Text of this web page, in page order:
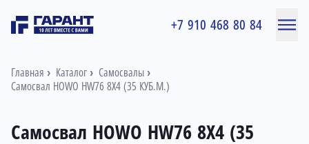
+7 910 468 80 84
Главная Каталог
Самосвалы
Самосвал HOWO HW76 8X4 (35 КУБ.М.)
Самосвал HOWO HW76 8X4 (35